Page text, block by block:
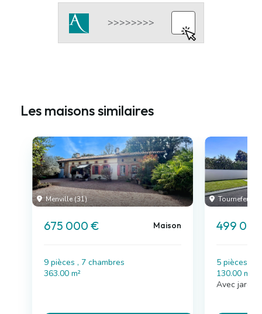
Les maisons similaires
Menville (31)
675 000 € Maison
9 pièces , 7 chambres
363.00 m²
Tournefeuille
499
5 pièces , 4
130.00 m²
Avec